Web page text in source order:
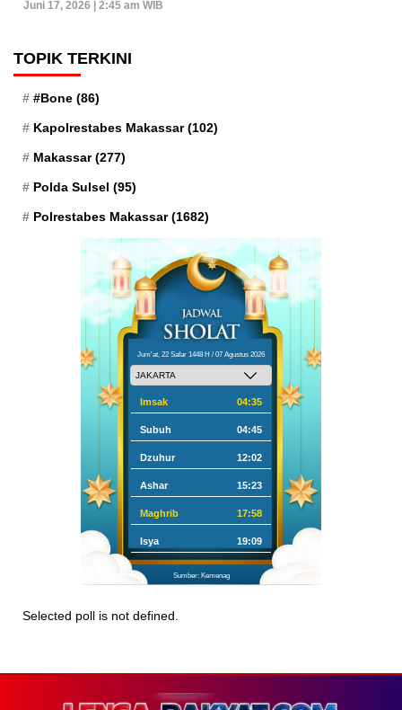
Juni 17, 2026 | 2:45 am WIB
TOPIK TERKINI
#Bone (86)
Kapolrestabes Makassar(102)
Makassar(277)
Polda Sulsel (95)
Polrestabes Makassar(1682)
Jum'at, 22 Safar 1448 H / 07 Agustus 2026
Imsak 04:35
Subuh 04:45
Dzuhur 12:02
Ashar 15:23
Maghrib 17:58
Isya 19:09
Sumber: Kemenag
Selected poll is not defined.